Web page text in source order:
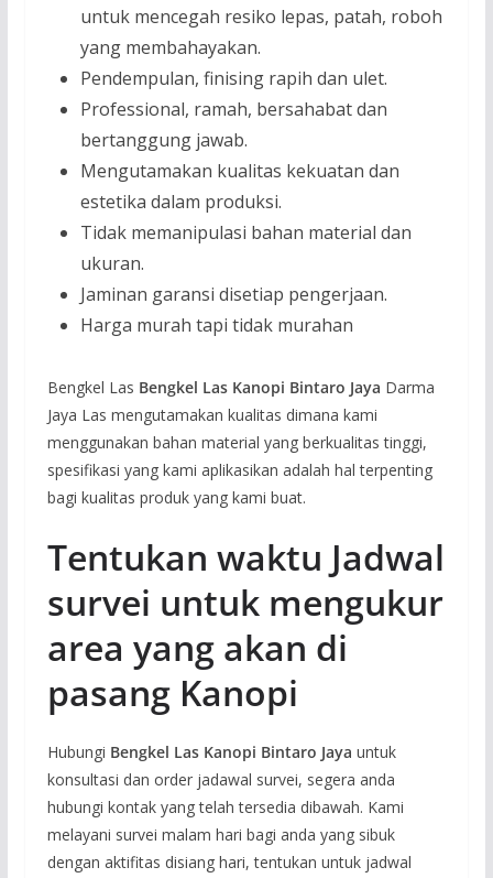
untuk mencegah resiko lepas, patah, roboh
yang membahayakan.
Pendempulan, finising rapih dan ulet.
Professional, ramah, bersahabat dan
bertanggung jawab.
Mengutamakan kualitas kekuatan dan
estetika dalam produksi.
Tidak memanipulasi bahan material dan
ukuran.
Jaminan garansi disetiap pengerjaan.
Harga murah tapi tidak murahan
Bengkel Las Bengkel Las Kanopi Bintaro Jaya Darma
Jaya Las mengutamakan kualitas dimana kami
menggunakan bahan material yang berkualitas tinggi,
spesifikasi yang kami aplikasikan adalah hal terpenting
bagi kualitas produk yang kami buat.
Tentukan waktu Jadwal
survei untuk mengukur
area yang akan di
pasang Kanopi
Hubungi Bengkel Las Kanopi Bintaro Jaya untuk
konsultasi dan order jadawal survei, segera anda
hubungi kontak yang telah tersedia dibawah. Kami
melayani survei malam hari bagi anda yang sibuk
dengan aktifitas disiang hari, tentukan untuk jadwal